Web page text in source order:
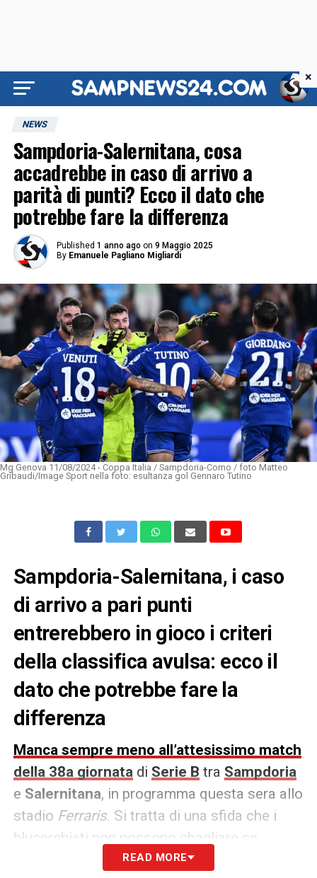
NEWS
Sampdoria-Salernitana, cosa
accadrebbe in caso di arrivo a
parità di punti? Ecco il dato che
potrebbe fare la differenza
Published 1 anno ago on 9 Maggio 2025
By Emanuele Pagliano Migliardi
Mg Genova 11/08/2024 - Coppa Italia / Sampdoria-Como / foto Matteo
Gribaudi/Image Sport nella foto: esultanza gol Gennaro Tutino
Sampdoria-Salernitana, i caso
di arrivo a pari punti
entrerebbero in gioco i criteri
della classifica avulsa: ecco il
dato che potrebbe fare la
differenza
Manca sempre meno all’attesissimo match
della 38a giornatadi Serie B tra Sampdoria
e Salernitana, in programma questa sera allo
stadio Ferraris. Si tratta di una sfida che i
blucerchiati non possono sbagliare se
vogliono avere ancora chance di giocarsi la
READ MORE
×